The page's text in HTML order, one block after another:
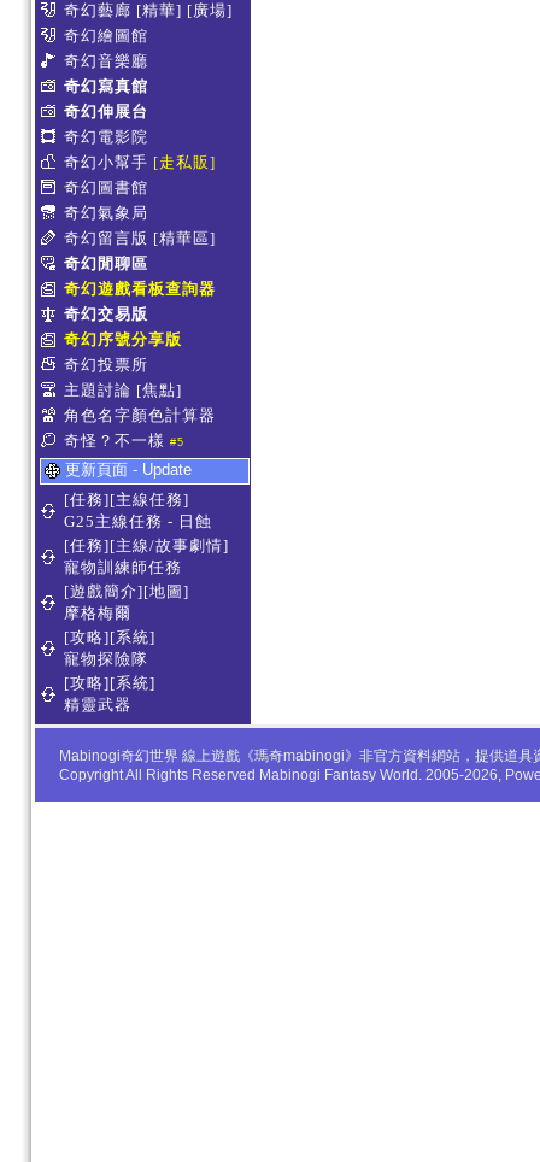
奇幻藝廊 [精華] [廣場]
奇幻繪圖館
奇幻音樂廳
奇幻寫真館
奇幻伸展台
奇幻電影院
奇幻小幫手 [走私販]
奇幻圖書館
奇幻氣象局
奇幻留言版 [精華區]
奇幻閒聊區
奇幻遊戲看板查詢器
奇幻交易版
奇幻序號分享版
奇幻投票所
主題討論 [焦點]
角色名字顏色計算器
奇怪？不一樣 #5
更新頁面 - Update
[任務][主線任務]
G25主線任務 - 日蝕
[任務][主線/故事劇情]
寵物訓練師任務
[遊戲簡介][地圖]
摩格梅爾
[攻略][系統]
寵物探險隊
[攻略][系統]
精靈武器
Mabinogi奇幻世界 線上遊戲《瑪奇mabinogi》非官方資料網站，提供道
Copyright All Rights Reserved Mabinogi Fantasy World. 2005-2026,